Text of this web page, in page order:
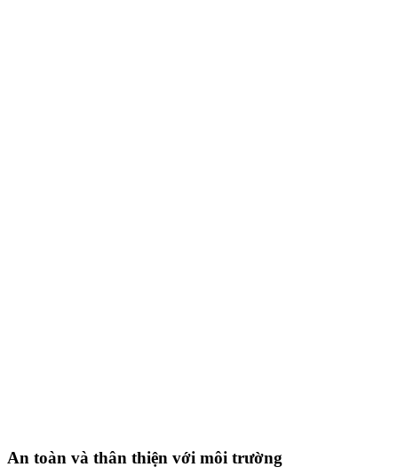
An toàn và thân thiện với môi trường